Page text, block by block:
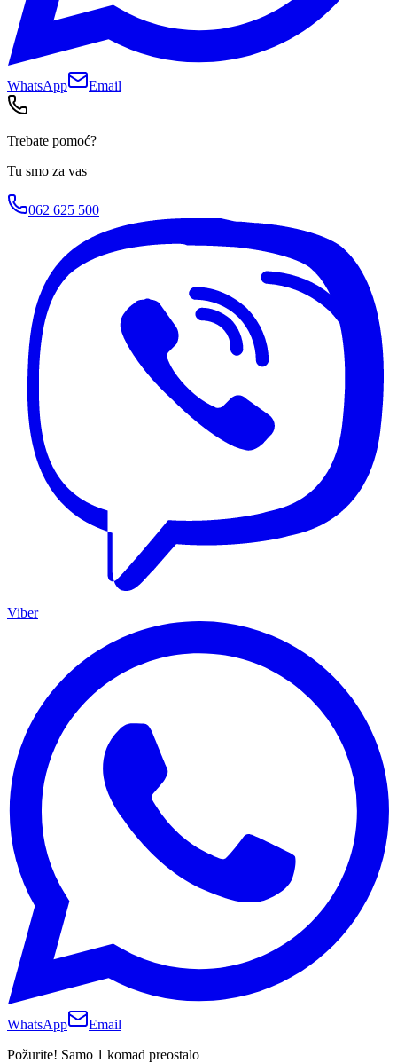
WhatsApp Email
Trebate pomoć?
Tu smo za vas
062 625 500
Viber
WhatsApp
Email
Požurite! Samo 1 komad preostalo